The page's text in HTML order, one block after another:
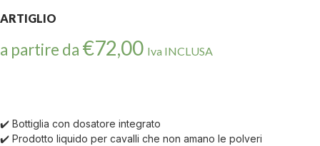
ARTIGLIO
a partire da €72,00 Iva INCLUSA
✔️ Bottiglia con dosatore integrato
✔️ Prodotto liquido per cavalli che non amano le polveri